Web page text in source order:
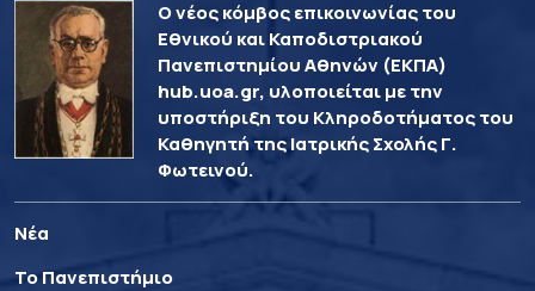
Ο νέος κόμβος επικοινωνίας του
Εθνικού και Καποδιστριακού
Πανεπιστημίου Αθηνών (ΕΚΠΑ)
hub.uoa.gr, υλοποιείται με την
υποστήριξη του Κληροδοτήματος του
Καθηγητή της Ιατρικής Σχολής Γ.
Φωτεινού.
Νέα
Το Πανεπιστήμιο